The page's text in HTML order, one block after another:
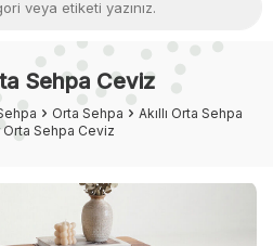
Sehpa Ceviz
Orta Sehpa
Akıllı Orta Sehpa
Orta Sehpa Ceviz